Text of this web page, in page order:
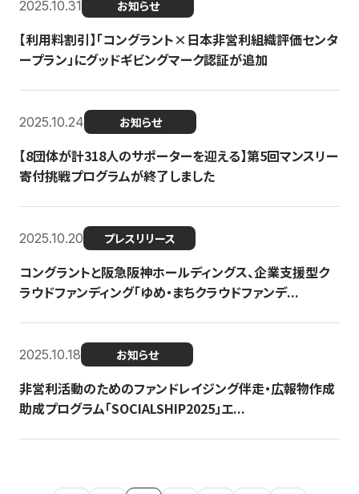
2025.10.31 お知らせ
【利用料割引】「コングラント×日本非営利組織評価センタ
ープラン」にグッドギビングマーク認証が追加
2025.10.24 お知らせ
【8団体が計318人のサポーターを迎える】​​第5回マンスリー
寄付挑戦プログラムが終了しました
2025.10.20 プレスリリース
コングラントと阪急阪神ホールディングス、企業支援型ク
ラウドファンディング「ゆめ・まちクラウドファンデ...
2025.10.18 お知らせ
非営利活動のためのファンドレイジング伴走・広報物作成
助成プログラム「SOCIALSHIP2025」エ...